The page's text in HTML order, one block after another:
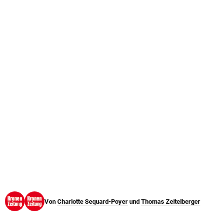
Von Charlotte Sequard-Poyer und Thomas Zeitelberger